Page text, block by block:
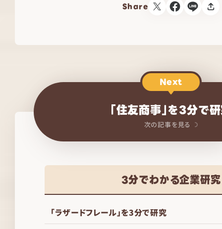
Share
Next
「住友商事」を3分で
次の記事を見る
3分でわかる企業研究
「ラザードフレール」を3分で研究